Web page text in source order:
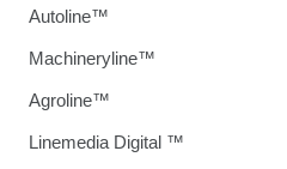
Autoline™
Machineryline™
Agroline™
Linemedia Digital ™